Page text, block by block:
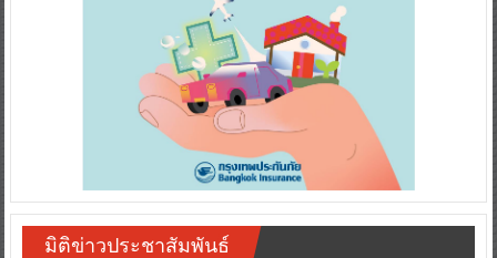
มิติข่าวประชาสัมพันธ์